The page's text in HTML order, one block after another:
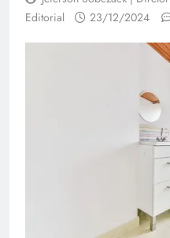
Editorial
23/12/2024